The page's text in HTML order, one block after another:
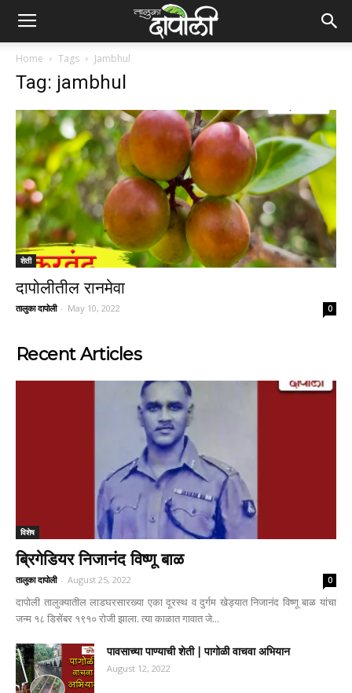
Home Tags Jambhul
Tag: jambhul
शेती
दापोलीतील रानमेवा
तालुका दापोली - May 10, 2022 0
Recent Articles
विशेष
ब्रिगेडियर निजानंद विष्णू बाळ
तालुका दापोली - August 25, 2022 0
दापोली तालुक्यातील लाडघरसारख्या एका दूरस्थ व दुर्गम खेड्यात निजानंद विष्णू बाळ यांचा
जन्म १८ डिसेंबर १९१० रोजी झाला. त्या काळात गावात जे...
पावसाच्या पाण्याची शेती | पागोळी वाचवा अभियान
August 12, 2022